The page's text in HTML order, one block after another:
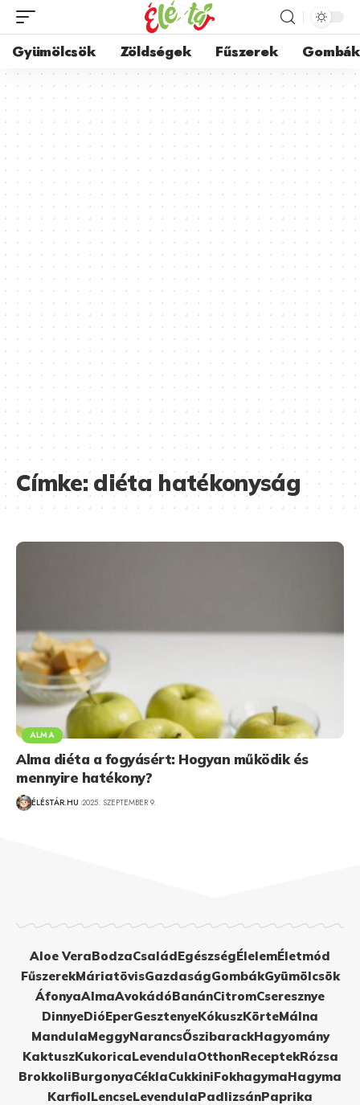
Gyümölcsök Zöldségek Fűszerek Gombák
Címke:diéta hatékonyság
ALMA
Alma diéta a fogyásért: Hogyan működik és
mennyire hatékony?
ÉLÉSTÁR.HU 2025. SZEPTEMBER 9.
Aloe VeraBodzaCsaládEgészségÉlelemÉletmód
FűszerekMáriatövisGazdaságGombákGyümölcsök
ÁfonyaAlmaAvokádóBanánCitromCseresznye
DinnyeDióEperGesztenyeKókuszKörteMálna
MandulaMeggyNarancsŐszibarackHagyomány
KaktuszKukoricaLevendulaOtthonReceptekRózsa
BrokkoliBurgonyaCéklaCukkiniFokhagymaHagyma
KarfiolLencseLevendulaPadlizsánPaprika